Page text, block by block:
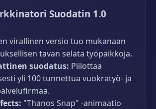
Suodatin 1.0
virallinen versio tuo mukanaan
tavan selata työpaikkoja.
suodatus: Piilottaa
yli 100 tunnettua vuokratyö- ja
"Thanos Snap" -animaatio